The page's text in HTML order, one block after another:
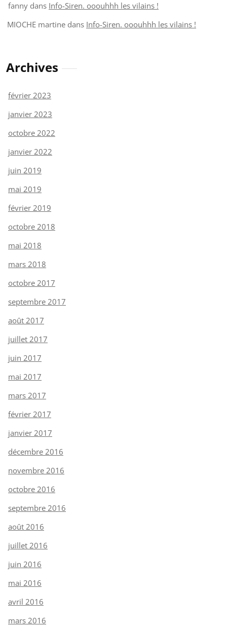
fanny dans Info-Siren. ooouhhh les vilains !
MIOCHE martine dans Info-Siren. ooouhhh les vilains !
Archives
février 2023
janvier 2023
octobre 2022
janvier 2022
juin 2019
mai 2019
février 2019
octobre 2018
mai 2018
mars 2018
octobre 2017
septembre 2017
août 2017
juillet 2017
juin 2017
mai 2017
mars 2017
février 2017
janvier 2017
décembre 2016
novembre 2016
octobre 2016
septembre 2016
août 2016
juillet 2016
juin 2016
mai 2016
avril 2016
mars 2016